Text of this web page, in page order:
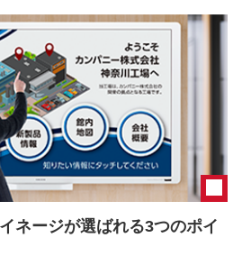
ネージが選ばれる3つのポイ